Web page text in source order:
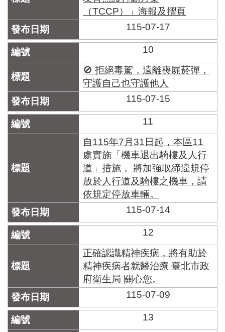
（TCCP）」海報及摺頁
115-07-17
10
🚫 拒絕毒駕，遠離喪屍菸彈，
守護自己也守護他人
115-07-15
11
自115年7月31日起，本區11
處實施「機車退出騎樓及人行
道」措施， 將加強取締違規停
放於人行道及騎樓之機車，請
依規定停放車輛。
115-07-14
12
正確認識精神疾病，將有助於
精神疾病者就醫治療 臺北市政
府衛生局 關心您。
115-07-09
13